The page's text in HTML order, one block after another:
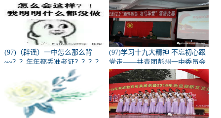
(97)（辟谣）一中怎么那么背
~~？？年年都丢准考证？？？？
(97)学习十九大精神 不忘初心跟
党走——共青团彭州一中委员会
学习十九大精神宣讲会